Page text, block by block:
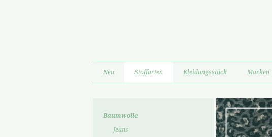
Neu Stoffarten Kleidungsstück Marken
Baumwolle
Jeans